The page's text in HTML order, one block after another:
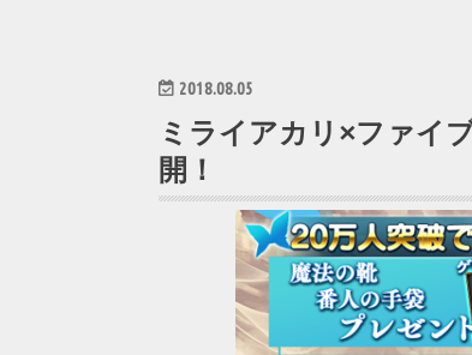
2018.08.05
ミライアカリ×ファイ
開！